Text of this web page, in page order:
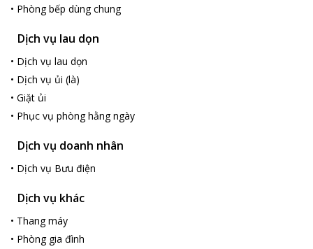
• Phòng bếp dùng chung
Dịch vụ lau dọn
• Dịch vụ lau dọn
• Dịch vụ ủi (là)
• Giặt ủi
• Phục vụ phòng hằng ngày
Dịch vụ doanh nhân
• Dịch vụ Bưu điện
Dịch vụ khác
• Thang máy
• Phòng gia đình